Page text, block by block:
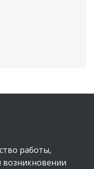
работы,
возникновении